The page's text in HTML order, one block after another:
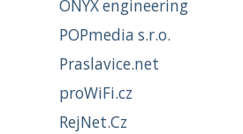
ONYX engineering
POPmedia s.r.o.
Praslavice.net
proWiFi.cz
RejNet.Cz